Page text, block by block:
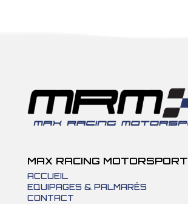
MAX RACING MOTORSPORT
ACCUEIL
EQUIPAGES & PALMARÈS
CONTACT